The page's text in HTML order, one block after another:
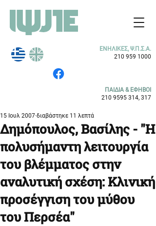
ΕΝΗΛΙΚΕΣ, Ψ.Π.Σ.Α.
210 959 1000
ΠΑΙΔΙΑ & ΕΦΗΒΟΙ
210 9595 314, 317
Δημόπουλος, Βασίλης - "Η
πολυσήμαντη λειτουργία
του βλέμματος στην
αναλυτική σχέση: Κλινική
προσέγγιση του μύθου
του Περσέα"
15 Ιουλ 2007 διαβάστηκε 11 λεπτά